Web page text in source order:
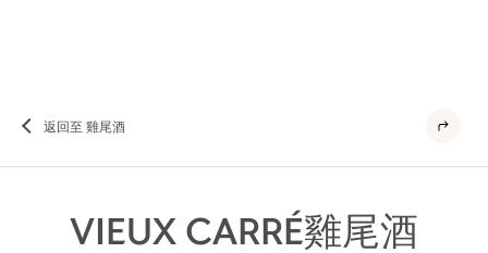
返回至 雞尾酒
VIEUX CARRÉ雞尾酒